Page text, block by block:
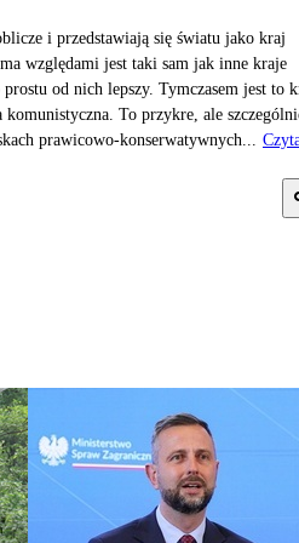
i przedstawiają się światu jako kraj
względami jest taki sam jak inne kraje
od nich lepszy. Tymczasem jest to
To przykre, ale
prawicowo-konserwatywnych...